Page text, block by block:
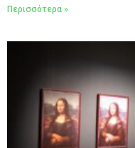
Περισσότερα »